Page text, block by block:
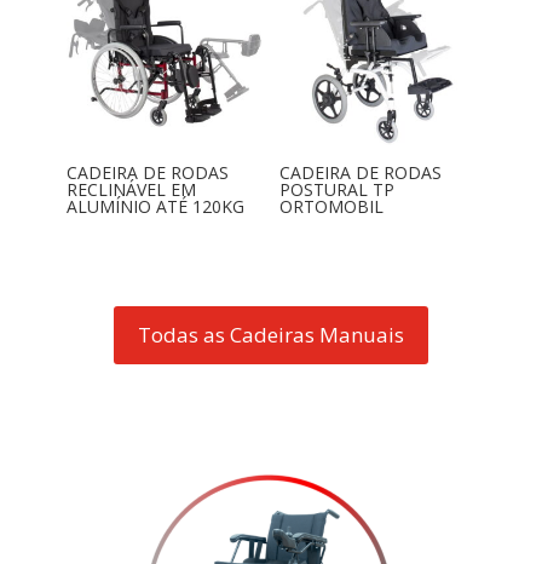
CADEIRA DE RODAS
RECLINÁVEL EM
ALUMÍNIO ATÉ 120KG
CADEIRA DE RODAS
POSTURAL TP
ORTOMOBIL
Todas as Cadeiras Manuais